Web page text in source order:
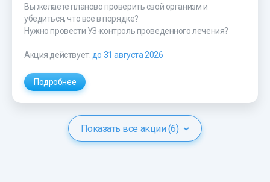
Вы желаете планово проверить свой организм и
убедиться, что все в порядке?
Нужно провести УЗ-контроль проведенного лечения?
Акция действует: до 31 августа 2026
Подробнее
Показать все акции (6)